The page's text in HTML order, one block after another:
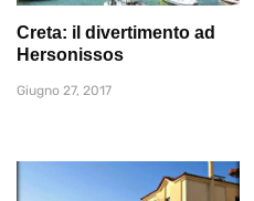
Creta: il divertimento ad
Hersonissos
Giugno 27, 2017